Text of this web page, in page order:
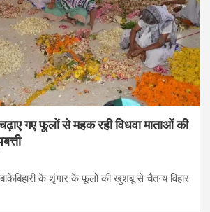
चढ़ाए गए फूलों से महक रही विधवा माताओं की
के शृंगार के फूलों की खुशबू से चैतन्य विहार